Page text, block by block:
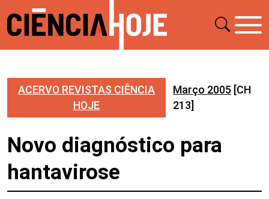
ACERVO REVISTAS CIÊNCIA
HOJE
Março 2005 [CH
213]
Novo diagnóstico para
hantavirose